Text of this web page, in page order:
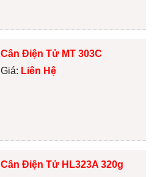
Cân Điện Tử MT 303C
Giá: Liên Hệ
Cân Điện Tử HL323A 320g